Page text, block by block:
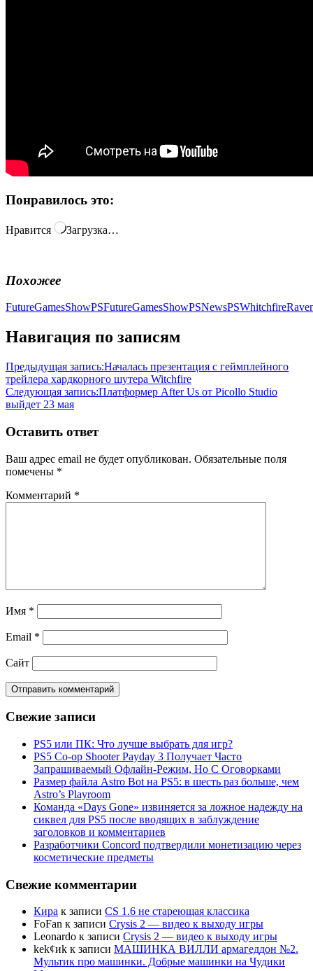
Понравилось это:
Нравится Загрузка…
Похожее
FutureGamesShowPSFutureGamesShowPSNewsPSWhitchfire
Навигация по записям
Предыдущая запись:Началась презентация с геймплейного
трейлера хардкорного шутера Witchfire
Следующая запись:Платформер After Us от Picollo Studio
выйдет 23 мая
Оставить ответ
Ваш адрес email не будет опубликован. Обязательные поля
помечены *
Комментарий *
Имя *
Email *
Сайт
Свежие записи
PS5 или ПК: Что лучше выбрать для игр?
PS5 Co-op Shooter Payday 3 Получает Часто
Запрашиваемый Офлайн-Режим, Но С Оговорками
Размер файла Astro Bot на PS5: в шесть раз больше, чем
Astro’s Playroom
Команда «Days Gone» извиняется за ложное надежду на
сиквел для PS5 после вводящих в заблуждение
заголовков и комментариев
Разработчики Concord подтвердили монетизацию через
косметические предметы
Свежие комментарии
Кира к записи CS 1.6 не стареющая классика
FoFan к записи Crysis 2 — видео к выходу игры
Leonardo к записи Crysis 2 — видео к выходу игры
kek¢иk к записи МАШИНКА ВИЛЛИ армагеддон №2.
Мультик про машинки. Добрые машинки на Чудики